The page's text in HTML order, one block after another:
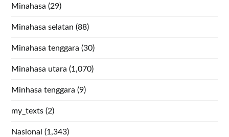
Minahasa (29)
Minahasa selatan (88)
Minahasa tenggara (30)
Minahasa utara (1,070)
Minhasa tenggara (9)
my_texts (2)
Nasional (1,343)